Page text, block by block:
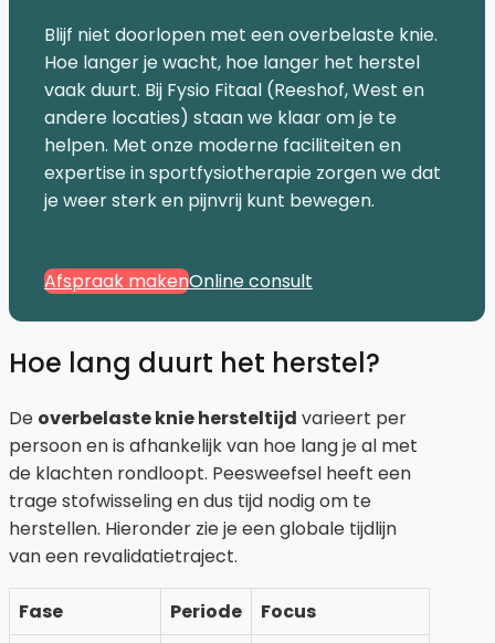
Blijf niet doorlopen met een overbelaste knie.
Hoe langer je wacht, hoe langer het herstel
vaak duurt. Bij Fysio Fitaal (Reeshof, West en
andere locaties) staan we klaar om je te
helpen. Met onze moderne faciliteiten en
expertise in sportfysiotherapie zorgen we dat
je weer sterk en pijnvrij kunt bewegen.
Afspraak makenOnline consult
Hoe lang duurt het herstel?
De overbelaste knie hersteltijd varieert per
persoon en is afhankelijk van hoe lang je al met
de klachten rondloopt. Peesweefsel heeft een
trage stofwisseling en dus tijd nodig om te
herstellen. Hieronder zie je een globale tijdlijn
van een revalidatietraject.
Fase Periode Focus